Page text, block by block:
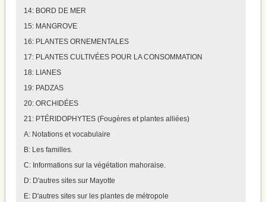
14: BORD DE MER
15: MANGROVE
16: PLANTES ORNEMENTALES
17: PLANTES CULTIVÉES POUR LA CONSOMMATION
18: LIANES
19: PADZAS
20: ORCHIDÉES
21: PTÉRIDOPHYTES (Fougères et plantes alliées)
A: Notations et vocabulaire
B: Les familles.
C: Informations sur la végétation mahoraise.
D: D'autres sites sur Mayotte
E: D'autres sites sur les plantes de métropole